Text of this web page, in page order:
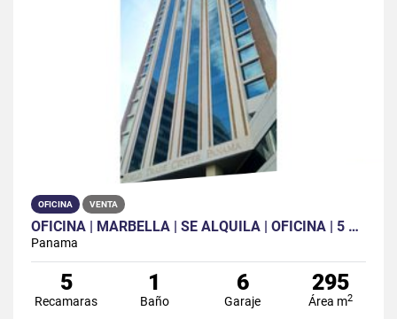
OFICINA VENTA
OFICINA | MARBELLA | SE ALQUILA | OFICINA | 5 ESPACIOS | 6 PARKINGS
Panama
5
Recamaras
1
Baño
6
Garaje
295
Área m2